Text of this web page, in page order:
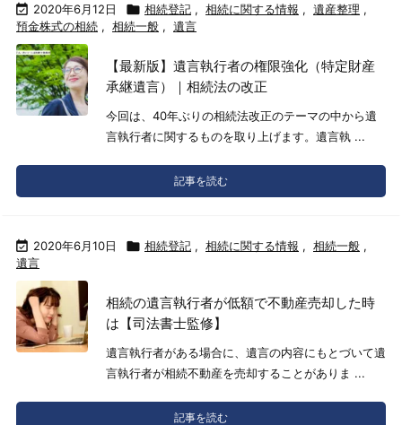
 2020年6月12日  相続登記 , 相続に関する情報 , 遺産整理 ,
預金株式の相続 , 相続一般 , 遺言
【最新版】遺言執行者の権限強化（特定財産
承継遺言）｜相続法の改正
今回は、40年ぶりの相続法改正のテーマの中から遺
言執行者に関するものを取り上げます。遺言執 ...
記事を読む
 2020年6月10日  相続登記 , 相続に関する情報 , 相続一般 ,
遺言
相続の遺言執行者が低額で不動産売却した時
は【司法書士監修】
遺言執行者がある場合に、遺言の内容にもとづいて遺
言執行者が相続不動産を売却することがありま ...
記事を読む